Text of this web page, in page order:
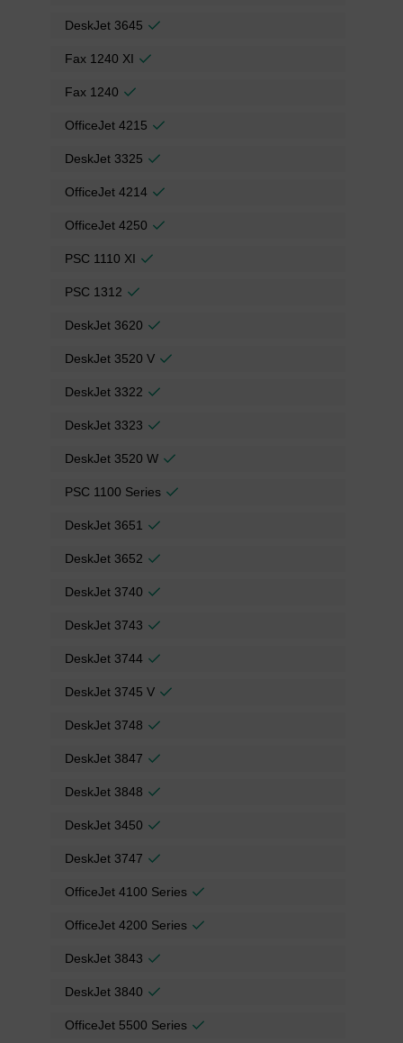
DeskJet 3645
Fax 1240 XI
Fax 1240
OfficeJet 4215
DeskJet 3325
OfficeJet 4214
OfficeJet 4250
PSC 1110 XI
PSC 1312
DeskJet 3620
DeskJet 3520 V
DeskJet 3322
DeskJet 3323
DeskJet 3520 W
PSC 1100 Series
DeskJet 3651
DeskJet 3652
DeskJet 3740
DeskJet 3743
DeskJet 3744
DeskJet 3745 V
DeskJet 3748
DeskJet 3847
DeskJet 3848
DeskJet 3450
DeskJet 3747
OfficeJet 4100 Series
OfficeJet 4200 Series
DeskJet 3843
DeskJet 3840
OfficeJet 5500 Series